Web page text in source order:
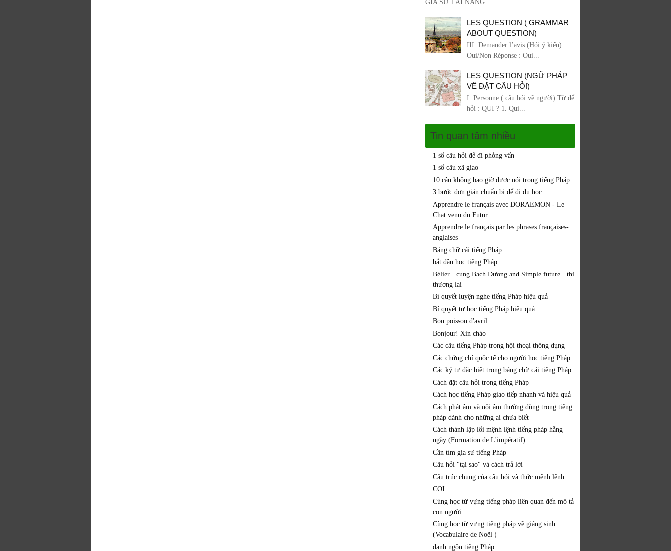
GIA SƯ TÀI NĂNG...
LES QUESTION ( GRAMMAR
ABOUT QUESTION)
III. Demander l’avis (Hỏi ý kiến) :
Oui/Non Réponse : Oui...
LES QUESTION (NGỮ PHÁP
VỀ ĐẶT CÂU HỎI)
I. Personne ( câu hỏi về người) Từ để
hỏi : QUI ? 1. Qui...
Tin quan tâm nhiều
1 số câu hỏi để đi phỏng vấn
1 số câu xã giao
10 câu không bao giờ được nói trong tiếng Pháp
3 bước đơn giản chuẩn bị để đi du học
Apprendre le français avec DORAEMON - Le
Chat venu du Futur.
Apprendre le français par les phrases françaises-
anglaises
Bảng chữ cái tiếng Pháp
bắt đầu học tiếng Pháp
Bélier - cung Bạch Dương and Simple future - thì
thương lai
Bí quyết luyện nghe tiếng Pháp hiệu quả
Bí quyết tự học tiếng Pháp hiệu quả
Bon poisson d'avril
Bonjour! Xin chào
Các câu tiếng Pháp trong hội thoại thông dụng
Các chứng chỉ quốc tế cho người học tiếng Pháp
Các ký tự đặc biệt trong bảng chữ cái tiếng Pháp
Cách đặt câu hỏi trong tiếng Pháp
Cách học tiếng Pháp giao tiếp nhanh và hiệu quả
Cách phát âm và nối âm thường dùng trong tiếng
pháp dành cho những ai chưa biết
Cách thành lập lối mệnh lệnh tiếng pháp hằng
ngày (Formation de L'impératif)
Cần tìm gia sư tiếng Pháp
Câu hỏi "tại sao" và cách trả lời
Cấu trúc chung của câu hỏi và thức mệnh lệnh
COI
Cùng học từ vựng tiếng pháp liên quan đến mô tả
con người
Cùng học từ vựng tiếng pháp về giáng sinh
(Vocabulaire de Noël )
danh ngôn tiếng Pháp